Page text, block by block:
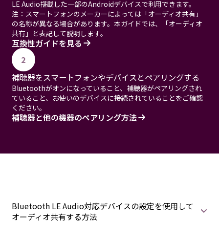
LE Audio搭載した一部のAndroidデバイスで利用できます。
注：スマートフォンのメーカーによっては「オーディオ共有」
の名称が異なる場合があります。本ガイドでは、「オーディオ
共有」と表記して説明します。
互換性ガイドを見る
2
補聴器をスマートフォンやデバイスとペアリングする
Bluetoothがオンになっていること、補聴器がペアリングされ
ていること、お使いのデバイスに接続されていることをご確認
ください。
補聴器と他の機器のペアリング方法
Bluetooth LE Audio対応デバイスの設定を使用して
オーディオ共有する方法